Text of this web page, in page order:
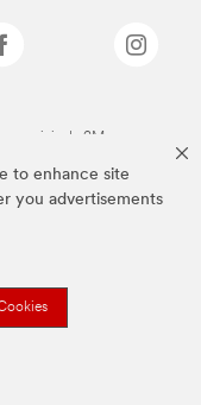
to enhance site
you advertisements
da 3M.